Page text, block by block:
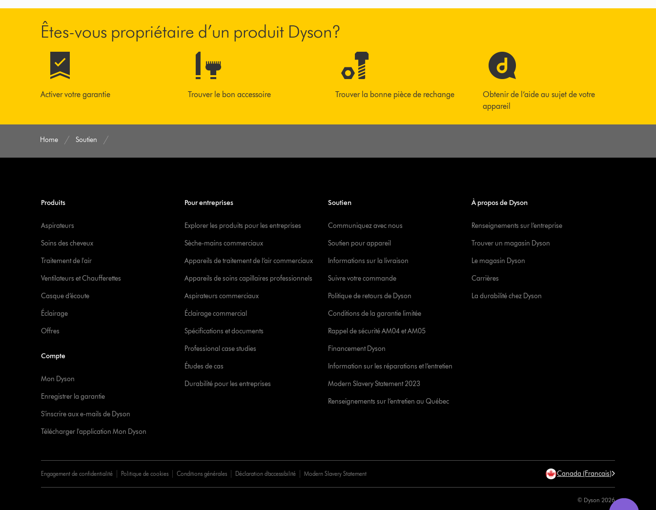
Êtes-vous propriétaire d’un produit Dyson?
Activer votre garantie Trouver le bon accessoire Trouver la bonne pièce de rechange
Obtenir de l’aide au sujet de votre
appareil
Home Soutien
Produits
Aspirateurs
Soins des cheveux
Traitement de l'air
Ventilateurs et Chaufferettes
Casque d’écoute
Éclairage
Offres
Compte
Mon Dyson
Enregistrer la garantie
S'inscrire aux e-mails de Dyson
Télécharger l'application Mon Dyson
Pour entreprises
Explorer les produits pour les entreprises
Sèche-mains commerciaux
Appareils de traitement de l’air commerciaux
Appareils de soins capillaires professionnels
Aspirateurs commerciaux
Éclairage commercial
Spécifications et documents
Professional case studies
Études de cas
Durabilité pour les entreprises
Soutien
Communiquez avec nous
Soutien pour appareil
Informations sur la livraison
Suivre votre commande
Politique de retours de Dyson
Conditions de la garantie limitée
Rappel de sécurité AM04 et AM05
Financement Dyson
Information sur les réparations et l’entretien
Modern Slavery Statement 2023
Renseignements sur l’entretien au Québec
À propos de Dyson
Renseignements sur l’entreprise
Trouver un magasin Dyson
Le magasin Dyson
Carrières
La durabilité chez Dyson
Engagement de confidentialité Politique de cookies Conditions générales Déclaration d’accessibilité Modern Slavery Statement Canada (Francais)
© Dyson 2026